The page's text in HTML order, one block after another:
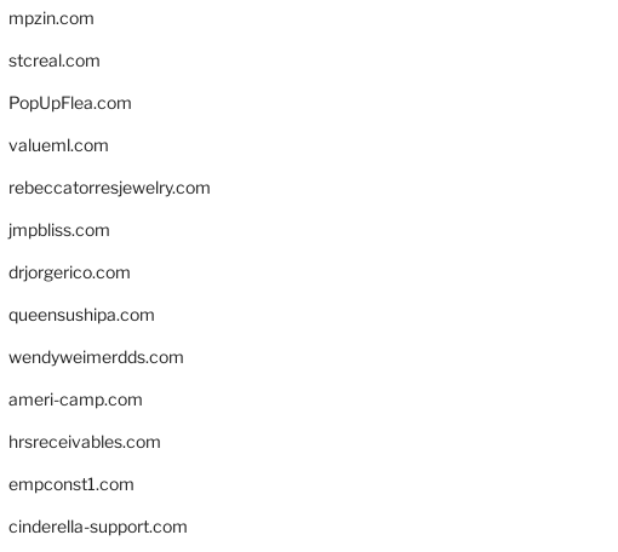
mpzin.com
stcreal.com
PopUpFlea.com
valueml.com
rebeccatorresjewelry.com
jmpbliss.com
drjorgerico.com
queensushipa.com
wendyweimerdds.com
ameri-camp.com
hrsreceivables.com
empconst1.com
cinderella-support.com